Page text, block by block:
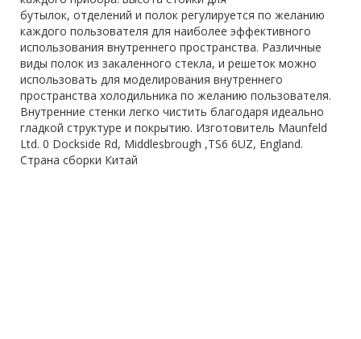
бутылок, отделений и полок регулируется по желанию
каждого пользователя для наиболее эффективного
использования внутреннего пространства. Различные
виды полок из закаленного стекла, и решеток можно
использовать для моделирования внутреннего
пространства холодильника по желанию пользователя.
Внутренние стенки легко чистить благодаря идеально
гладкой структуре и покрытию. Изготовитель Maunfeld
Ltd. 0 Dockside Rd, Middlesbrough ,TS6 6UZ, England.
Страна сборки Китай